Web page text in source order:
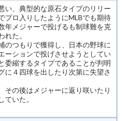
、典型的な原石タイプのリリー
プロ入りしたようにMLBでも期待
年メジャーで投げるも制球難を克
た。
つもりで獲得し、日本の野球に
ーションで投げさせようとしてい
委縮するタイプであることが判明
に４四球を出したり次第に失望さ
の後はメジャーに返り咲いたり
いた。